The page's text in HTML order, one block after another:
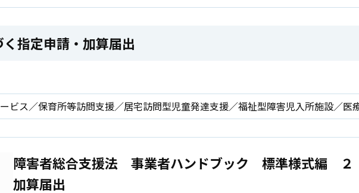
指定申請・加算届出
ビス／保育所等訪問支援／居宅訪問型児童発達支援／福祉型障害児入所施設／
障害者総合支援法 事業者ハンドブック 標準様式編 ２
加算届出